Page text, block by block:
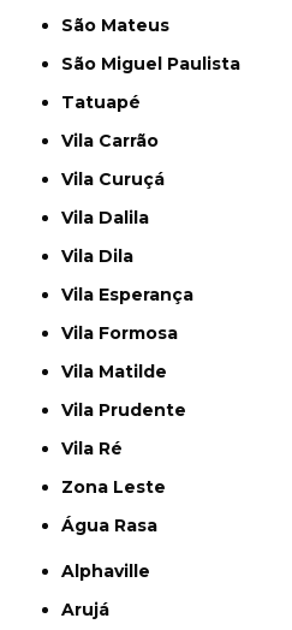
São Mateus
São Miguel Paulista
Tatuapé
Vila Carrão
Vila Curuçá
Vila Dalila
Vila Dila
Vila Esperança
Vila Formosa
Vila Matilde
Vila Prudente
Vila Ré
Zona Leste
Água Rasa
Alphaville
Arujá